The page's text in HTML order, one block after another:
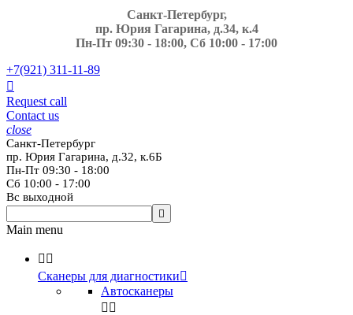
Санкт-Петербург,
пр. Юрия Гагарина, д.34, к.4
Пн-Пт 09:30 - 18:00, Сб 10:00 - 17:00
+7(921) 311-11-89

Request call
Contact us
close
Санкт-Петербург
пр. Юрия Гагарина, д.32, к.6Б
Пн-Пт 09:30 - 18:00
Сб 10:00 - 17:00
Вс выходной

Main menu
 
Сканеры для диагностики
Автосканеры
 